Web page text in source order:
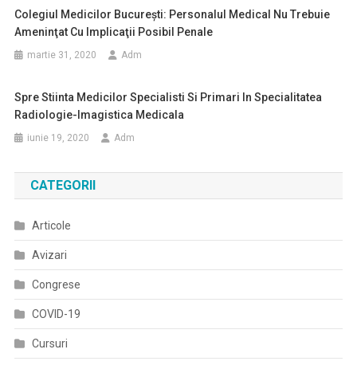
Colegiul Medicilor Bucureşti: Personalul Medical Nu Trebuie
Ameninţat Cu Implicaţii Posibil Penale
martie 31, 2020 Adm
Spre Stiinta Medicilor Specialisti Si Primari In Specialitatea
Radiologie-Imagistica Medicala
iunie 19, 2020 Adm
CATEGORII
Articole
Avizari
Congrese
COVID-19
Cursuri